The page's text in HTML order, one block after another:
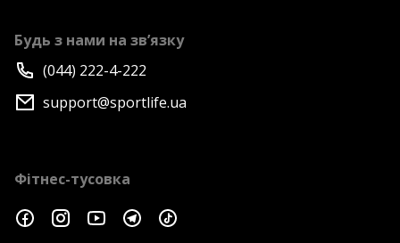
Будь з нами на зв’язку
(044) 222-4-222
support@sportlife.ua
Фітнес-тусовка